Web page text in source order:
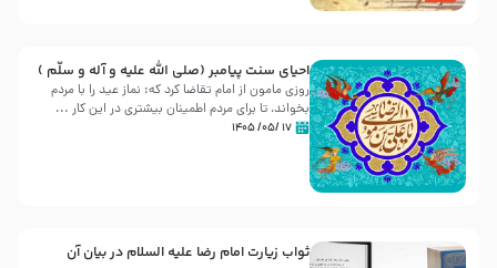
احیای سنت پیامبر (صلی الله علیه و آله و سلّم )
روزی مامون از امام تقاضا کرد که: نماز عید را با مردم
بخواند، تا برای مردم اطمینان بیشتری در این کار ...
۱۷ /۰۵/ ۱۴۰۵
ثواب زیارت امام رضا علیه السلام در بیان آن